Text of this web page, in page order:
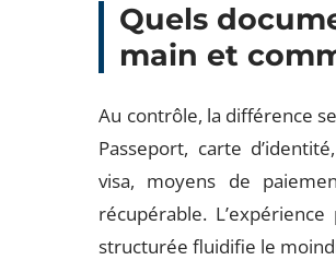
Quels
main et
Au contrôle, la différence
Passeport, carte d’identité,
visa, moyens de
récupérable. L’expérience
structurée fluidifie le